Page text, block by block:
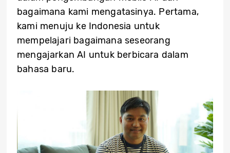
bagaimana kami mengatasinya. Pertama,
kami menuju ke Indonesia untuk
mempelajari bagaimana seseorang
mengajarkan AI untuk berbicara dalam
bahasa baru.